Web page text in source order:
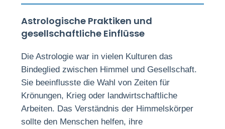
Astrologische Praktiken und
gesellschaftliche Einflüsse
Die Astrologie war in vielen Kulturen das
Bindeglied zwischen Himmel und Gesellschaft.
Sie beeinflusste die Wahl von Zeiten für
Krönungen, Krieg oder landwirtschaftliche
Arbeiten. Das Verständnis der Himmelskörper
sollte den Menschen helfen, ihre